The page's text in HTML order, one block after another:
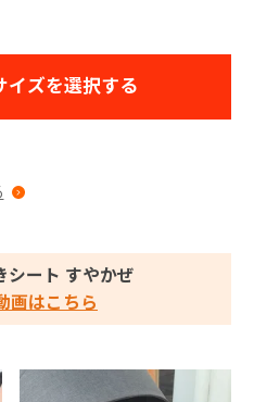
イズを選択する
シート すやかぜ
画はこちら